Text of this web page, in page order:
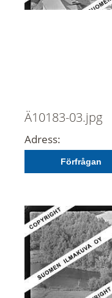
Ä10183-03.jpg
Adress:
Förfrågan